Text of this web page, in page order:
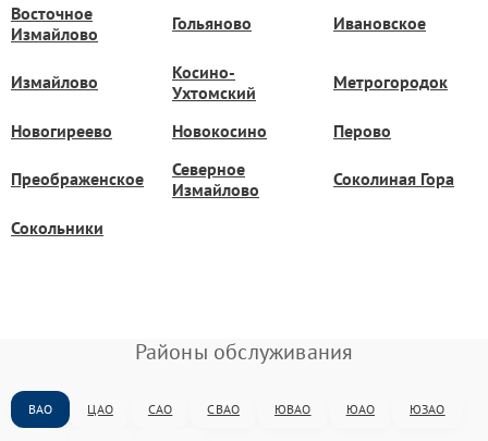
Восточное
Измайлово
Гольяново Ивановское
Измайлово
Косино-
Ухтомский
Метрогородок
Новогиреево Новокосино Перово
Преображенское
Северное
Измайлово
Соколиная Гора
Сокольники
Районы обслуживания
ВАО ЦАО САО СВАО ЮВАО ЮАО ЮЗАО